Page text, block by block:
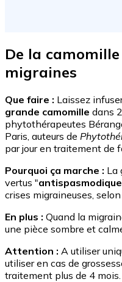
De la
migraines
Que faire : Laissez
grande camomille dans
phytothérapeutes
Paris, auteurs de
par jour en traitement de
Pourquoi ça marche : La
vertus "
crises migraineuses,
En plus : Quand la
une pièce sombre et
Attention : A utiliser
utiliser en cas de
traitement plus de 4 mois.